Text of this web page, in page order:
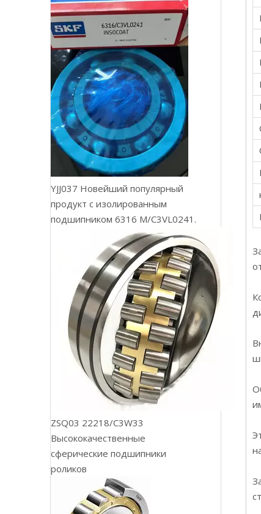
YJJ037 Новейший популярный
продукт с изолированным
подшипником 6316 M/C3VL0241.
ZSQ03 22218/C3W33
Высококачественные
сферические подшипники
роликов